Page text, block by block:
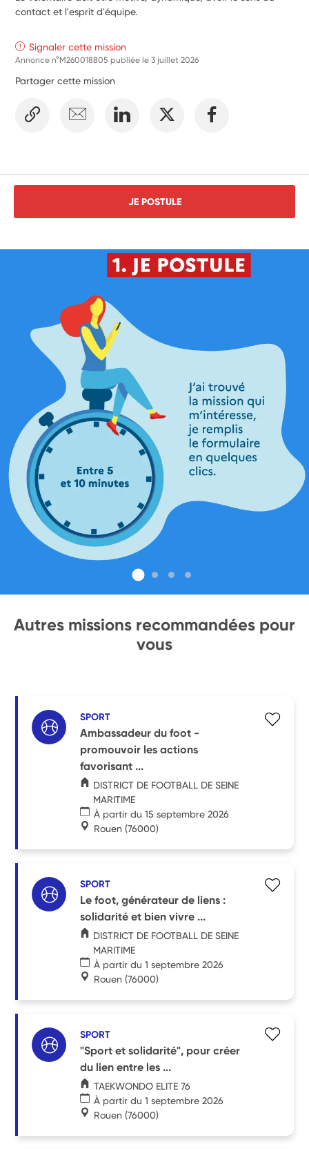
contact et l'esprit d'équipe.
Signaler cette mission
Annonce n°M260018805 publiée le3 juillet 2026
Partager cette mission
JE POSTULE
Autres missions recommandées pour
vous
SPORT
Ambassadeur du foot -
promouvoir les actions
favorisant ...
DISTRICT DE FOOTBALL DE SEINE
MARITIME
À partir du 15 septembre 2026
Rouen (76000)
SPORT
Le foot, générateur de liens :
solidarité et bien vivre ...
DISTRICT DE FOOTBALL DE SEINE
MARITIME
À partir du 1 septembre 2026
Rouen (76000)
SPORT
"Sport et solidarité", pour créer
du lien entre les ...
TAEKWONDO ELITE 76
À partir du 1 septembre 2026
Rouen (76000)